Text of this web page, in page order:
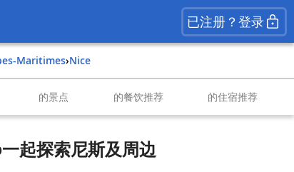
已注册？登录
Maritimes› Nice
的景点 的餐饮推荐 的住宿推荐
起探索尼斯及周边